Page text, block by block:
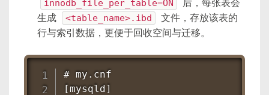
innodb_file_per_table=ON
后，每张表会
生成
<table_name>.ibd
文件，存放该表的
行与索引数据，更便于回收空间与迁移。
# my.cnf
[mysqld]